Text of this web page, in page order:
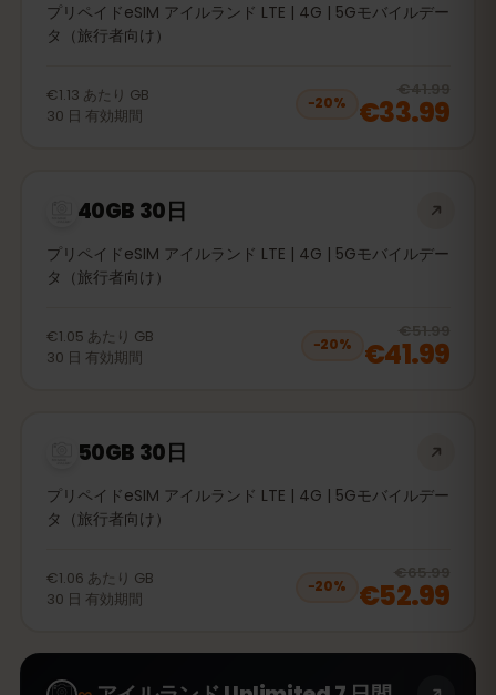
プリペイドeSIM アイルランド LTE | 4G | 5Gモバイルデー
タ（旅行者向け）
€1.13 あたり GB
30 日 有効期間
−20%
€41.99
€33.99
40GB 30日
プリペイドeSIM アイルランド LTE | 4G | 5Gモバイルデー
タ（旅行者向け）
€1.05 あたり GB
30 日 有効期間
−20%
€51.99
€41.99
50GB 30日
プリペイドeSIM アイルランド LTE | 4G | 5Gモバイルデー
タ（旅行者向け）
€1.06 あたり GB
30 日 有効期間
−20%
€65.99
€52.99